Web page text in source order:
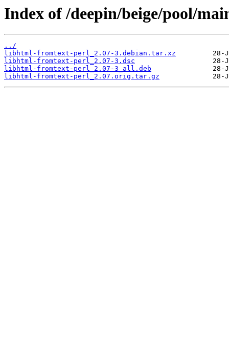
Index of /deepin/beige/pool/
../
libhtml-fromtext-perl_2.07-3.debian.tar.xz
libhtml-fromtext-perl_2.07-3.dsc
libhtml-fromtext-perl_2.07-3_all.deb
libhtml-fromtext-perl_2.07.orig.tar.gz